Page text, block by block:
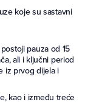
koje su sastavni
pauza od 15
ali i ključni period
iz prvog dijela i
kao i između treće